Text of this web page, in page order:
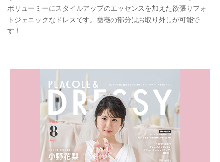
ボリューミーにスタイルアップのエッセンスを加えた欲張りフォ
トジェニックなドレスです。薔薇の部分はお取り外しが可能で
す！